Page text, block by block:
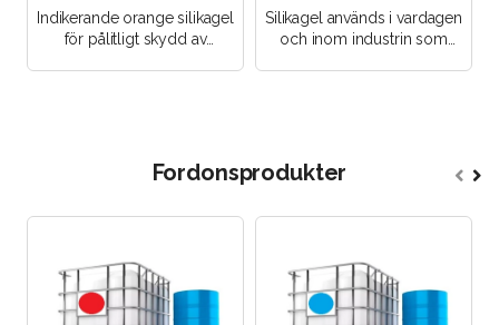
Indikerande orange silikagel
för pålitligt skydd av
Silikagel används i vardagen
och inom industrin som
Fordonsprodukter